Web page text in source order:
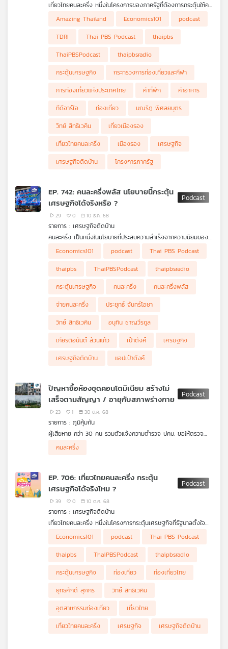
ข่าย
เที่ยวไทยคนละครึ่ง หนึ่งในโครงการของภาครัฐที่ต้องการกระตุ้นให้คน
ไทยออกไปท่องเที่ยวในประเทศ โดยภาครัฐและประชาชนออกค่าใช้จ่าย
คนละครึ่งตามสิทธิ์และเงื่อนไขที่ถูกกำหนด หลังจากโครงการนี้สิ้นสุด
ลงหลายคนก็ให้ความคิดเห็นกันไปต่าง ๆ นานา บางส่วนมองว่ากระตุ้น
เศรษฐกิจได้จริง แต่บางส่วนก็มองว่าแทบไม่มีผล ไม่ได้ช่วยหรือ
กระตุ้นอะไรเลย ดร.วิทย์ สิทธิเวคิน และ ดร.นณริฏ พิศลยบุตร นัก
วิชาการอาวุโส สถาบันวิจัยเพื่อการพัฒนาประเทศไทย (TDRI) เล่าให้
ฟังในรายการ เศรษฐกิจติดบ้าน ค่ะ
Amazing Thailand Economics101
podcast
TDRI
Thai PBS Podcast
thaipbs
ThaiPBSPodcast
thaipbsradio
กระตุ้นเศรษฐกิจ
กระทรวงการท่องเที่ยวและกีฬา
การท่องเที่ยวแห่งประเทศไทย
ค่าที่พัก
ค่าอาหาร
ทีดีอาร์ไอ
ท่องเที่ยว
นณริฏ พิศลยบุตร
วิทย์ สิทธิเวคิน
เที่ยวเมืองรอง
เที่ยวไทยคนละครึ่ง
เมืองรอง
เศรษฐกิจ
เศรษฐกิจติดบ้าน
โครงการภาครัฐ
EP. 742: คนละครึ่งพลัส นโยบายนี้กระตุ้น
เศรษฐกิจได้จริงหรือ ?
29 0 10 ธ.ค. 68
รายการ : เศรษฐกิจติดบ้าน
คนละครึ่ง เป็นหนึ่งในนโยบายที่ประสบความสำเร็จจากความนิยมของ
ประชาชนเพื่อนำมากระตุ้นเศรษฐกิจในประเทศ เกิดขึ้นครั้งแรกช่วง
การแพร่ระบาดไวรัสโควิด-19 ในรัฐบาล พลเอก ประยุทธ์ จันทร์โอชา
เมื่อเปลี่ยนรัฐบาลโครงการนี้ก็หายไปแล้วก็กลับมาอีกครั้งในรัฐบาลนาย
อนุทิน ชาญวีรกูล โดยใช้ชื่อว่า คนละครึ่งพลัส แต่การนำกลับมาช่วง
เวลานี้มีผลดีผลเสียอย่างไร กระตุ้นเศรษฐกิจที่เป็นอยู่ในขณะนี้ได้จริง
ดร.วิทย์ สิทธิเวคิน และ ผศ. ดร.เกียรติอนันต์ ล้วนแก้ว คณะ
เศรษฐศาสตร์ มหาวิทยาลัยธรรมศาสตร์ เล่าให้ฟังในรายการ
เศรษฐกิจติดบ้าน ค่ะ
Economics101 podcast
Thai PBS Podcast
thaipbs
ThaiPBSPodcast
thaipbsradio
กระตุ้นเศรษฐกิจ
คนละครึ่ง
คนละครึ่งพลัส
จ่ายคนละครึ่ง
ประยุทธ์ จันทร์โอชา
วิทย์ สิทธิเวคิน
อนุทิน ชาญวีรกูล
เกียรติอนันต์ ล้วนแก้ว
เป๋าตังค์
เศรษฐกิจ
เศรษฐกิจติดบ้าน
แอปเป๋าตังค์
ปัญหาซื้อห้องชุดคอนโดมิเนียม สร้างไม่
เสร็จตามสัญญา / อายุกับสภาพร่างกาย
23 1 30 ต.ค. 68
รายการ : ภูมิคุ้มกัน
ผู้เสียหาย กว่า 30 คน รวมตัวแจ้งความตำรวจ ปคบ. ขอให้ตรวจ
สอบบริษัทผู้พัฒนาโครงการคอนโดมิเนียมหรือ ห้องชุด หลังทำ
สัญญาซื้อคอนโดติดทะเลใน จังหวัดชลบุรี ตั้งแต่ปี 2562 แต่
แล้ว แต่ไม่ได้คืน บางรายร้องเรียน สคบ. โดย สคบ. เรียกผู้พัฒนา
โครงการมาไกล่เกลี่ยแต่ไม่ได้รับความร่วมมือ บางรายต้องฟ้องศาล
คดีผู้บริโภคจนถึงขั้นบังคับคดียึดทรัพย์เจ้าของบริษัท แต่อายัดบัญชี
ธนาคารมีเงินแค่หลักพันบาทเท่านั้น ตอนนี้ผู้ซื้อคอนโดแห่งนี้เดือด
ร้อน อยากขอเงินคืน รวมมูลค่าความเสียหายกว่า 100 ล้านบาท
.
ฟังปัญหาและเตือนภัยผู้บริโภคที่คิดจะซื้อคอนโดหรือบ้าน จาก คุณ
.........
ก่อโรคคลอสทริเดียม เพอร์ฟริงเจนส์ (Clostridium perfringens)
อย. เตือนผู้บริโภค หลังตรวจสอบผลิตภัณฑ์ยาดมสมุนไพรหงส์ไทย
(Clostridium perfringens) ที่อาจก่ออันตรายต่อระบบทางเดิน
ชดใช้ค่าเสียหายแก่ผู้บริโภค
คนละครึ่ง
EP. 706: เที่ยวไทยคนละครึ่ง กระตุ้น
เศรษฐกิจได้จริงไหม ?
39 0 10 ต.ค. 68
รายการ : เศรษฐกิจติดบ้าน
เที่ยวไทยคนละครึ่ง หนึ่งในโครงการกระตุ้นเศรษฐกิจที่รัฐบาลตั้งใจ
ช่วยพยุงอุตสาหกรรมท่องเที่ยวให้กลับมาคึกคักอีกครั้ง แต่พฤติกรรม
การท่องเที่ยวที่เปลี่ยนไปของนักท่องเที่ยวไทย รวมถึงการแข่งขัน
อย่างรุนแรงจากประเทศเพื่อนบ้าน ถึงตอนนี้มาตรการนี้ได้ช่วยกระตุ้น
เศรษฐกิจได้จริงหรือไม่ ? ดร.วิทย์ สิทธิเวคิน และ คุณยุทธศักดิ์ สุภ
สร อดีตผู้ว่าการการท่องเที่ยวแห่งประเทศไทย เล่าให้ฟังในรายการ
เศรษฐกิจติดบ้าน ค่ะ
Economics101 podcast
Thai PBS Podcast
thaipbs
ThaiPBSPodcast
thaipbsradio
กระตุ้นเศรษฐกิจ
ท่องเที่ยว
ท่องเที่ยวไทย
ยุทธศักดิ์ สุภกร
วิทย์ สิทธิเวคิน
อุตสาหกรรมท่องเที่ยว
เที่ยวไทย
เที่ยวไทยคนละครึ่ง
เศรษฐกิจ เศรษฐกิจติดบ้าน